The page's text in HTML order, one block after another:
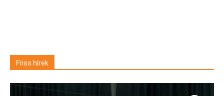
Friss hírek